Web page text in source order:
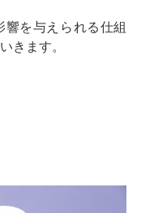
を与えられる仕組
きます。